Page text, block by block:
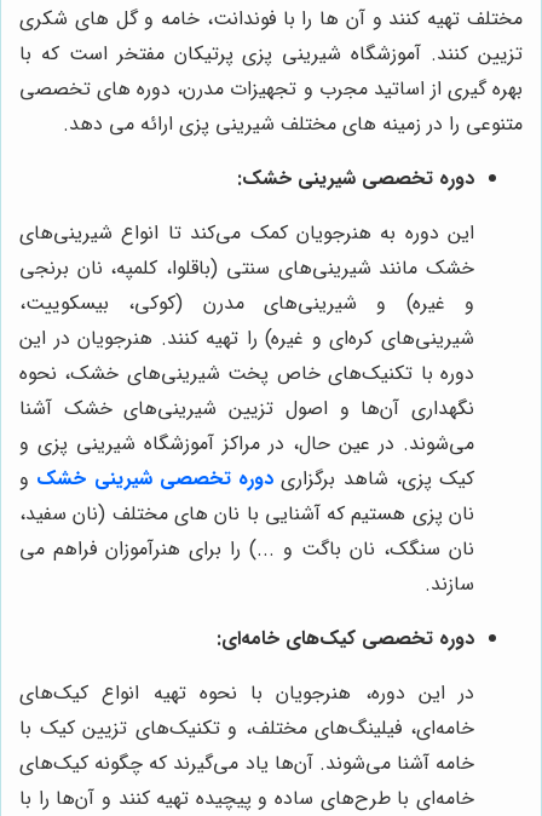
مختلف تهیه کنند و آن ها را با فوندانت، خامه و گل های شکری
تزیین کنند. آموزشگاه شیرینی پزی پرتیکان مفتخر است که با
بهره گیری از اساتید مجرب و تجهیزات مدرن، دوره های تخصصی
متنوعی را در زمینه های مختلف شیرینی پزی ارائه می دهد.
دوره تخصصی شیرینی خشک:
این دوره به هنرجویان کمک می‌کند تا انواع شیرینی‌های
خشک مانند شیرینی‌های سنتی (باقلوا، کلمپه، نان برنجی
و غیره) و شیرینی‌های مدرن (کوکی، بیسکوییت،
شیرینی‌های کره‌ای و غیره) را تهیه کنند. هنرجویان در این
دوره با تکنیک‌های خاص پخت شیرینی‌های خشک، نحوه
نگهداری آن‌ها و اصول تزیین شیرینی‌های خشک آشنا
می‌شوند. در عین حال، در مراکز آموزشگاه شیرینی پزی و
کیک پزی، شاهد برگزاری دوره تخصصی شیرینی خشک و
نان پزی هستیم که آشنایی با نان های مختلف (نان سفید،
نان سنگک، نان باگت و ...) را برای هنرآموزان فراهم می
سازند.
دوره تخصصی کیک‌های خامه‌ای:
در این دوره، هنرجویان با نحوه تهیه انواع کیک‌های
خامه‌ای، فیلینگ‌های مختلف، و تکنیک‌های تزیین کیک با
خامه آشنا می‌شوند. آن‌ها یاد می‌گیرند که چگونه کیک‌های
خامه‌ای با طرح‌های ساده و پیچیده تهیه کنند و آن‌ها را با